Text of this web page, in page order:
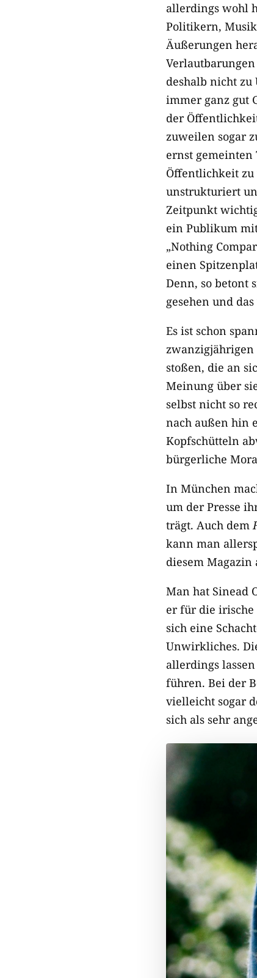
allerdings wohl
Politikern,
Äußerungen
deshalb nicht
immer ganz gut
der
zuweilen sogar
ernst
Öffentlichkeit
unstrukturiert
Zeitpunkt
ein Publikum
„Nothing
einen
Denn, so betont
gesehen und
Es ist schon
stoßen, die an
Meinung über
selbst nicht so
nach außen hin
Kopfschütteln
bürgerliche
In München
um der Presse
trägt. Auch dem
kann man
diesem
Man hat Sinead
er für die irische
sich eine
Unwirkliches.
allerdings
führen. Bei der
vielleicht sogar
sich als sehr